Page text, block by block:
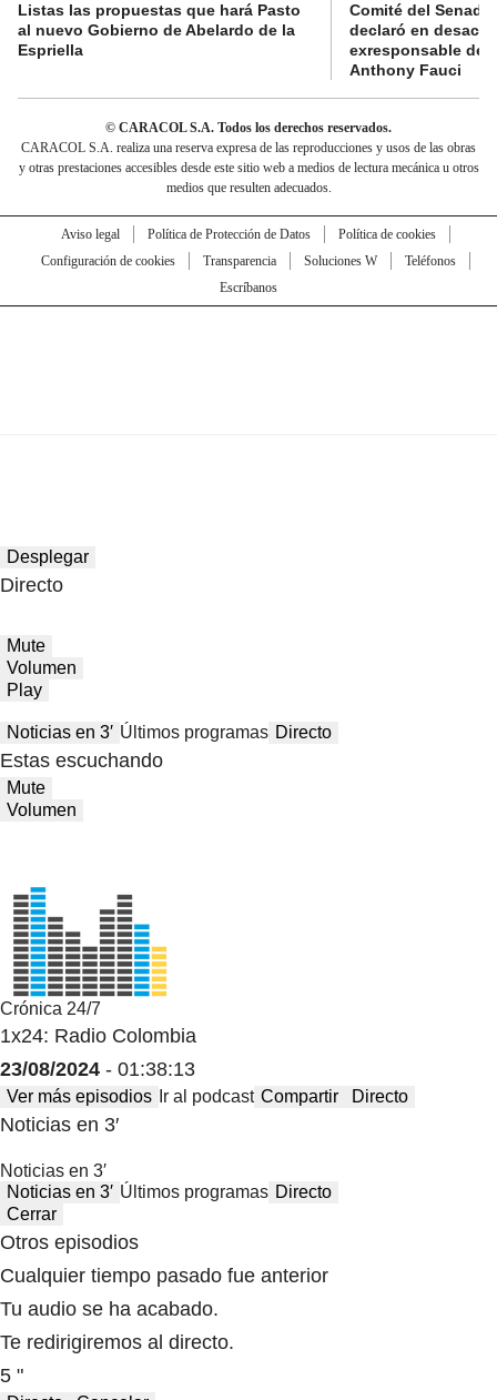
Listas las propuestas que hará Pasto
al nuevo Gobierno de Abelardo de la
Espriella
Comité del Senado
declaró en
exresponsable de
Anthony Fauci
© CARACOL S.A. Todos los derechos reservados.
CARACOL S.A. realiza una reserva expresa de las reproducciones y usos de las obras
y otras prestaciones accesibles desde este sitio web a medios de lectura mecánica u otros
medios que resulten adecuados.
Aviso legal Política de Protección de Datos
Política de cookies
Configuración de cookies
Transparencia Soluciones W
Teléfonos
Escríbanos
Desplegar
Directo
Mute
Volumen
Play
Noticias en 3′ Últimos programas Directo
Estas escuchando
Mute
Volumen
Crónica 24/7
1x24: Radio Colombia
23/08/2024 - 01:38:13
Ver más episodios Ir al podcast Compartir Directo
Noticias en 3′
Noticias en 3′
Noticias en 3′ Últimos programas Directo
Cerrar
Otros episodios
Cualquier tiempo pasado fue anterior
Tu audio se ha acabado.
Te redirigiremos al directo.
5 "